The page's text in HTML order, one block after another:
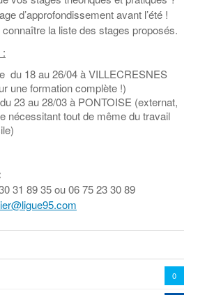
« Parcours d’exils
»
et Recyclivre
l’illettrisme
médias
de l’info
Eco-délégué.es
BAFD
d’approfondissement avant l’été !
connaître la liste des stages proposés.
du 18 au 26/04 à VILLECRESNES
une formation complète !)
23 au 28/03 à PONTOISE (externat,
nécessitant tout de même du travail
31 89 35 ou 06 75 23 30 89
0